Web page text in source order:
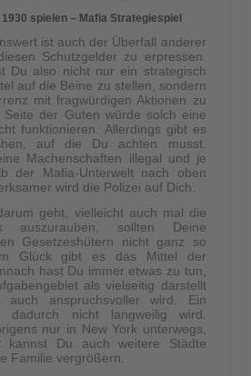
spielen – Mafia Strategiespiel
ist auch der Überfall anderer
Schutzgelder zu erpressen.
Du also nicht nur ein strategisch
auf die Beine zu stellen, sondern
mit fragwürdigen Aktionen zu
Seite der Guten würde solch eine
funktionieren. Allerdings gibt es
auf die Du achten musst.
Machenschaften illegal und je
der Mafia-Unterwelt nach oben
wird die Polizei auf Dich.
geht, vielleicht auch mal die
auszurauben, sollten Deine
Gesetzeshütern nicht ganz so
Glück gibt es das Mittel der
hast Du immer etwas zu tun,
als vielseitig darstellt
anspruchsvoller wird. Ein
dadurch nicht langweilig wird.
nur in New York unterwegs,
Du auch weitere Städte
Familie vergrößern.